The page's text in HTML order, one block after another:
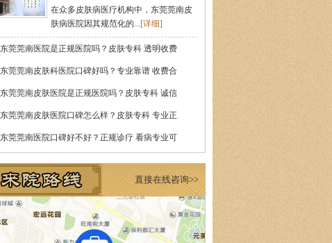
在众多皮肤病医疗机构中，东莞莞南皮
肤病医院因其规范化的...[详细]
东莞莞南医院是正规医院吗？皮肤专科 透明收费
东莞莞南皮肤科医院口碑好吗？专业靠谱 收费合
东莞莞南皮肤医院是正规医院吗？皮肤专科 诚信
东莞莞南皮肤医院口碑怎么样？皮肤专科 专业正
东莞莞南医院口碑好不好？正规诊疗 看病专业可
直接在线咨询>>